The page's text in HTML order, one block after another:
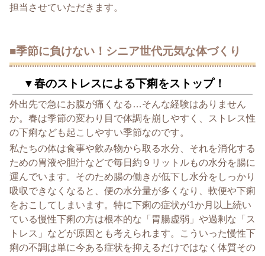
担当させていただきます。
■季節に負けない！シニア世代元気な体づくり
▼春のストレスによる下痢をストップ！
外出先で急にお腹が痛くなる…そんな経験はありません
か。 春は季節の変わり目で体調を崩しやすく、
ストレス性
の下痢なども起こしやすい季節なのです。
私たちの体は食事や飲み物から取る水分、 それを消化する
ための胃液や胆汁などで毎日約９リットルもの水分を腸に
運んでいます。 そのため腸の働きが低下し水分をしっかり
吸収できなくなると、 便の水分量が多くなり、軟便や下痢
をおこしてしまいます。 特に下痢の症状が1か月以上続い
ている慢性下痢の方は根本的な「 胃腸虚弱」や過剰な「ス
トレス」などが原因とも考えられます。
こういった慢性下
痢の不調は単に今ある症状を抑えるだけではなく 体質その